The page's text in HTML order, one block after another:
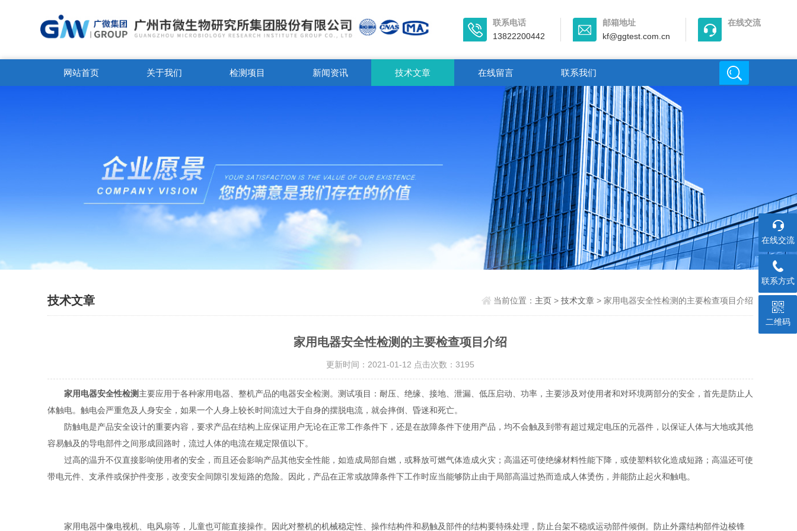
联系电话
13822200442
邮箱地址
kf@ggtest.com.cn
在线交流
网站首页 关于我们 检测项目 新闻资讯 技术文章 在线留言 联系我们
技术文章 当前位置： 主页 >技术文章 > 家用电器安全性检测的主要检查项目介绍
家用电器安全性检测的主要检查项目介绍
更新时间：2021-01-12 点击次数：3195
家用电器安全性检测主要应用于各种家用电器、整机产品的电器安全检测。测试项目：耐压、绝缘、接地、泄漏、低压启动、功率，主要涉及对使用者和对环境两部分的安全，首先是防止人
体触电。触电会严重危及人身安全，如果一个人身上较长时间流过大于自身的摆脱电流，就会摔倒、昏迷和死亡。
防触电是产品安全设计的重要内容，要求产品在结构上应保证用户无论在正常工作条件下，还是在故障条件下使用产品，均不会触及到带有超过规定电压的元器件，以保证人体与大地或其他
容易触及的导电部件之间形成回路时，流过人体的电流在规定限值以下。
过高的温升不仅直接影响使用者的安全，而且还会影响产品其他安全性能，如造成局部自燃，或释放可燃气体造成火灾；高温还可使绝缘材料性能下降，或使塑料软化造成短路；高温还可使
带电元件、支承件或保护件变形，改变安全间隙引发短路的危险。因此，产品在正常或故障条件下工作时应当能够防止由于局部高温过热而造成人体烫伤，并能防止起火和触电。
家用电器中像电视机、电风扇等，儿童也可能直接操作。因此对整机的机械稳定性、操作结构件和易触及部件的结构要特殊处理，防止台架不稳或运动部件倾倒。防止外露结构部件边棱锋
在线交流
联系方式
二维码